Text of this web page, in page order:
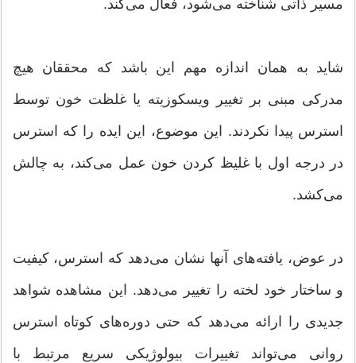
مسیر ذاتی شناخته می‌شود، فعال می‌کند.
شاید به همان اندازه مهم این باشد که محققان هیچ
مدرکی مبنی بر تغییر ویسکوزیته یا غلظت خون توسط
استرس پیدا نکردند. این موضوع، این ایده را که استرس
در درجه اول با غلیظ کردن خون عمل می‌کند، به چالش
می‌کشد.
در عوض، یافته‌های آنها نشان می‌دهد که استرس، کیفیت
و ساختار خود لخته را تغییر می‌دهد. این مشاهده شواهد
جدیدی را ارائه می‌دهد که حتی دوره‌های کوتاه استرس
روانی می‌تواند تغییرات بیولوژیکی سریع مرتبط با